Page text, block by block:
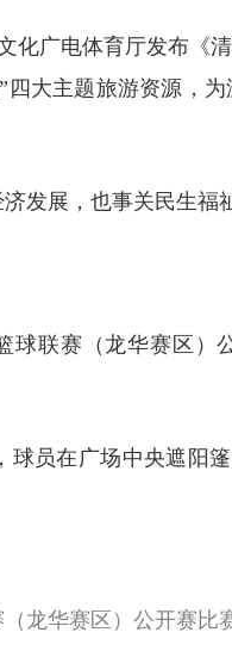
化广电体育厅发布《
大主题旅游资源，
发展，也事关民生福
球联赛（龙华赛区）
球员在广场中央遮阳
（龙华赛区）公开赛比